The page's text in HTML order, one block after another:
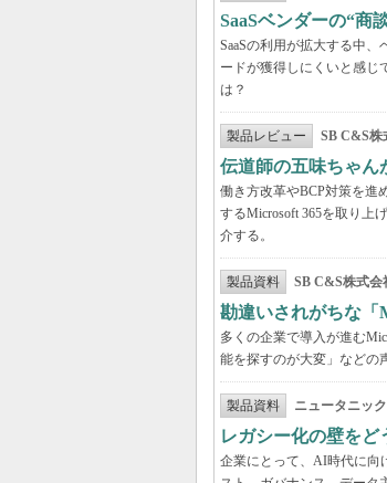
SaaSベンダーの“商
SaaSの利用が拡大する中
ードが獲得しにくいと感じ
は？
製品レビュー SB C&S株
伝道師の五味ちゃ
働き方改革やBCP対策を進
するMicrosoft 365を取り上
介する。
製品資料 SB C&S株式会
勘違いされがちな
多くの企業で導入が進む
能を探すのが大変」などの
製品資料 ニュータニッ
レガシー化の壁を
企業にとって、AI時代に向